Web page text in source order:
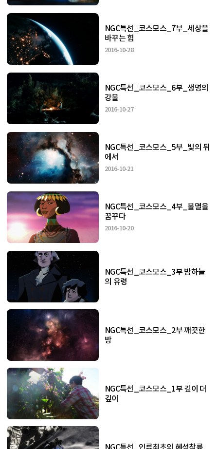
NGC특선_코스모스_7부_세상을
바꾸는 힘
2016-10-28
NGC특선_코스모스_6부_생명의
강물
2016-10-27
NGC특선_코스모스_5부_빛의 뒤
에서
2016-10-21
NGC특선_코스모스_4부_불멸을
꿈꾸다
2016-10-20
NGC특선_코스모스_3부 밤하늘
의 유령
NGC특선_코스모스_2부 깨끗한
방
NGC특선_코스모스_1부 깊이 더
깊이
NGC특선_인류최초의 혜성착륙,